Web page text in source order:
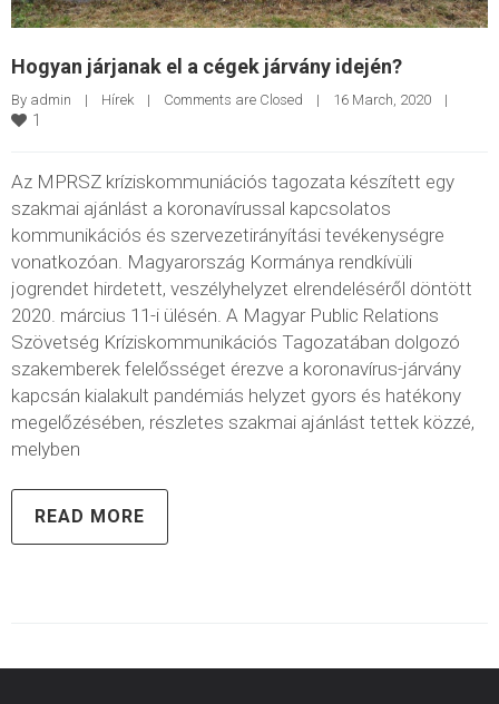
Hogyan járjanak el a cégek járvány idején?
By admin | Hírek | Comments are Closed | 16 March, 2020 |
1
Az MPRSZ kríziskommuniációs tagozata készített egy
szakmai ajánlást a koronavírussal kapcsolatos
kommunikációs és szervezetirányítási tevékenységre
vonatkozóan. Magyarország Kormánya rendkívüli
jogrendet hirdetett, veszélyhelyzet elrendeléséről döntött
2020. március 11-i ülésén. A Magyar Public Relations
Szövetség Kríziskommunikációs Tagozatában dolgozó
szakemberek felelősséget érezve a koronavírus-járvány
kapcsán kialakult pandémiás helyzet gyors és hatékony
megelőzésében, részletes szakmai ajánlást tettek közzé,
melyben
READ MORE